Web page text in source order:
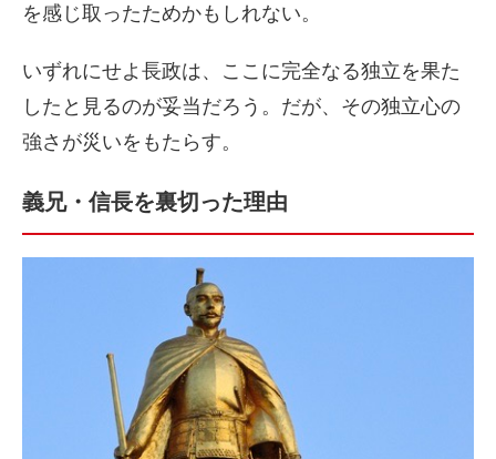
を感じ取ったためかもしれない。
いずれにせよ長政は、ここに完全なる独立を果た
したと見るのが妥当だろう。だが、その独立心の
強さが災いをもたらす。
義兄・信長を裏切った理由